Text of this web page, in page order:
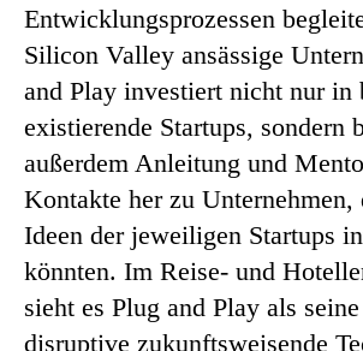
Entwicklungsprozessen
Silicon Valley ansässige
and Play investiert nicht nur in
existierende Startups, sondern
außerdem Anleitung und
Kontakte her zu Unternehmen,
Ideen der jeweiligen Startups
könnten. Im Reise- und
sieht es Plug and Play als
disruptive zukunftsweisende